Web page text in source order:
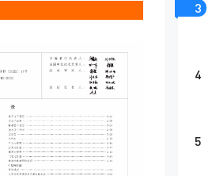
3
4
5